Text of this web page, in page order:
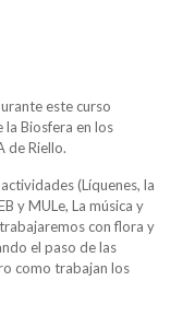
este curso
Biosfera en los
de Riello.
(Líquenes, la
y MULe, La música y
con flora y
el paso de las
como trabajan los